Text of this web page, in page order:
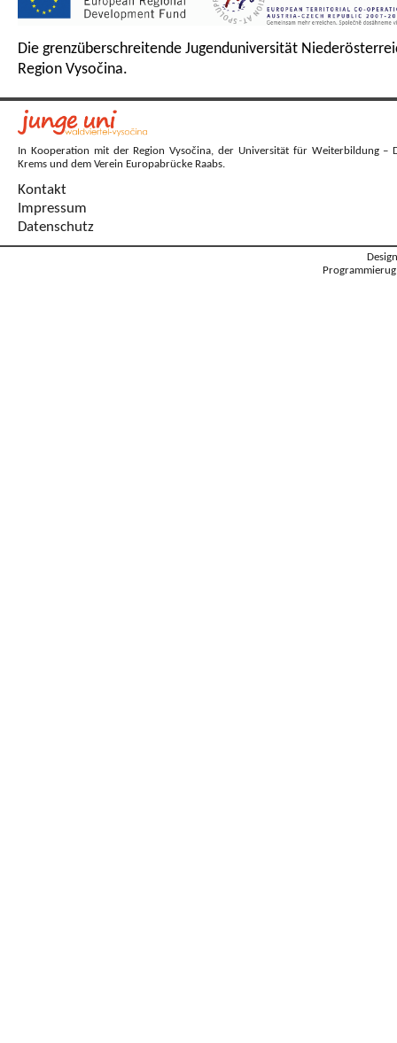
Die grenzüberschreitende Jugenduniversität
Region Vysočina.
In Kooperation mit der Region Vysočina, der Universität für Weiterbildung –
Krems und dem Verein Europabrücke Raabs.
Kontakt
Impressum
Datenschutz